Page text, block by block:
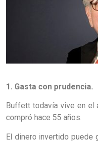
1. Gasta con prudencia.
Buffett todavía vive en el
compró hace 55 años.
El dinero invertido puede